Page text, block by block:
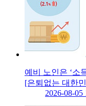
예비 노인은 ‘소
[은퇴없는 대한
2026-08-05